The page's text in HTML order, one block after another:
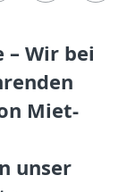
– Wir bei
Miet-
unser